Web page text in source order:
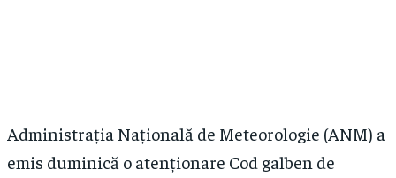
Administrația Națională de Meteorologie (ANM) a
emis duminică o atenționare Cod galben de